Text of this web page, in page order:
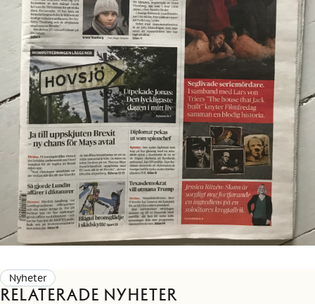
Nyheter
Relaterade nyheter